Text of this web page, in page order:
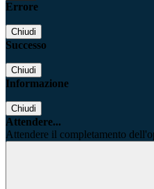
Errore
Chiudi
Successo
Chiudi
Informazione
Chiudi
Attendere...
Attendere il completamento